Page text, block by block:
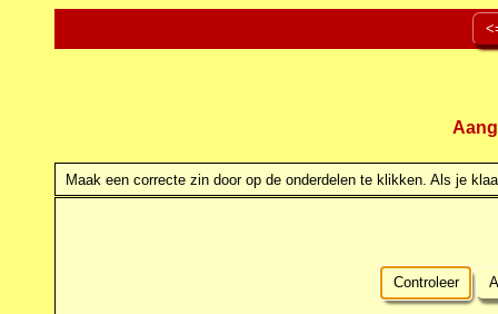
Maak een correcte zin door op de onderdelen te klikken. Als je
Controleer